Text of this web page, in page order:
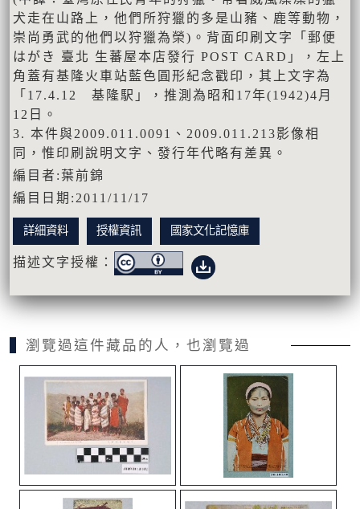
犬走在山路上，他們所狩獵的多是山豬、鹿等動物，
崇尚勇武的他們以狩獵為榮)。背面印刷文字「郵便
はがき 臺北 生蕃屋本店發行 POST CARD」，左上
角蓋有基隆火車站藍色圓形紀念戳印，其上文字為
「17.4.12 基隆駅」，推測為昭和17年(1942)4月
12日。
3. 本件與2009.011.0091、2009.011.213影像相
同，惟印刷說明文字、發行年代略有差異。
編目者:葉前錦
編目日期:2011/11/17
詳細資料 授權資訊 國家文化記憶庫
描述文字授權：
瀏覽過這件藏品的人，也瀏覽過